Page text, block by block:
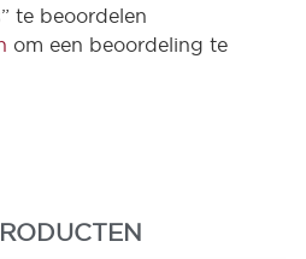
te beoordelen
om een beoordeling te